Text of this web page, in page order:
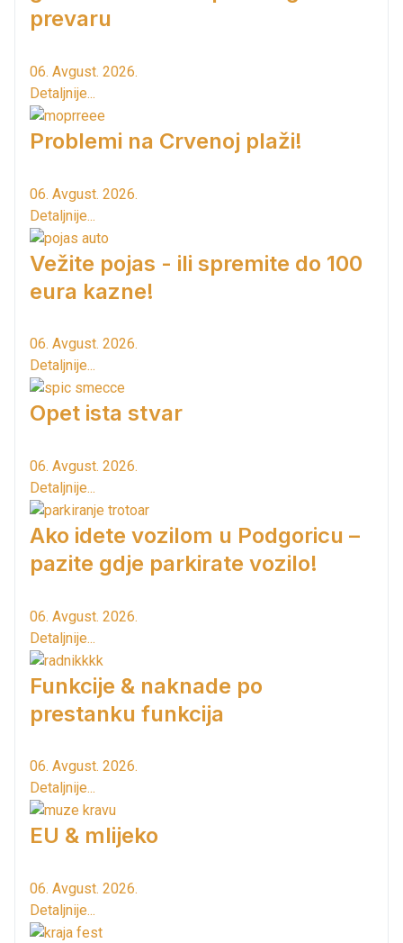
prevaru
06. Avgust. 2026.
Detaljnije...
Problemi na Crvenoj plaži!
06. Avgust. 2026.
Detaljnije...
Vežite pojas - ili spremite do 100
eura kazne!
06. Avgust. 2026.
Detaljnije...
Opet ista stvar
06. Avgust. 2026.
Detaljnije...
Ako idete vozilom u Podgoricu –
pazite gdje parkirate vozilo!
06. Avgust. 2026.
Detaljnije...
Funkcije & naknade po
prestanku funkcija
06. Avgust. 2026.
Detaljnije...
EU & mlijeko
06. Avgust. 2026.
Detaljnije...